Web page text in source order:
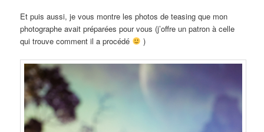
Et puis aussi, je vous montre les photos de teasing que mon
photographe avait préparées pour vous (j’offre un patron à celle
qui trouve comment il a procédé
)